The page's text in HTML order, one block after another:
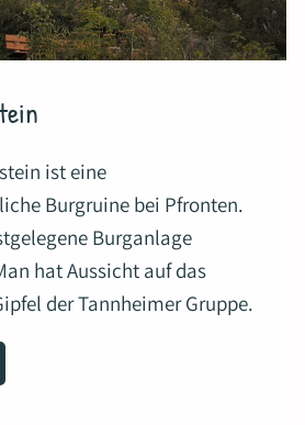
ist eine
Burgruine bei Pfronten.
Burganlage
hat Aussicht auf das
der Tannheimer Gruppe.